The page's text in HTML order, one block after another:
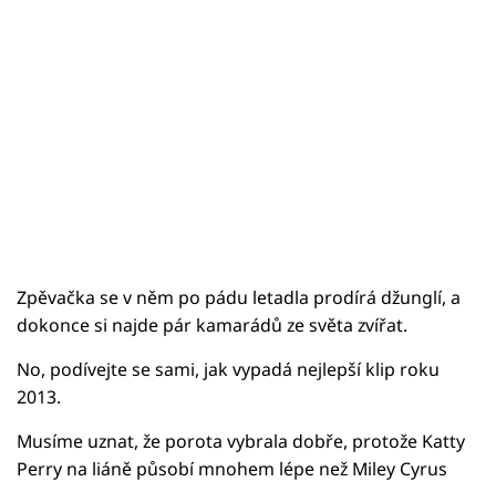
Zpěvačka se v něm po pádu letadla prodírá džunglí, a
dokonce si najde pár kamarádů ze světa zvířat.
No, podívejte se sami, jak vypadá nejlepší klip roku
2013.
Musíme uznat, že porota vybrala dobře, protože Katty
Perry na liáně působí mnohem lépe než Miley Cyrus